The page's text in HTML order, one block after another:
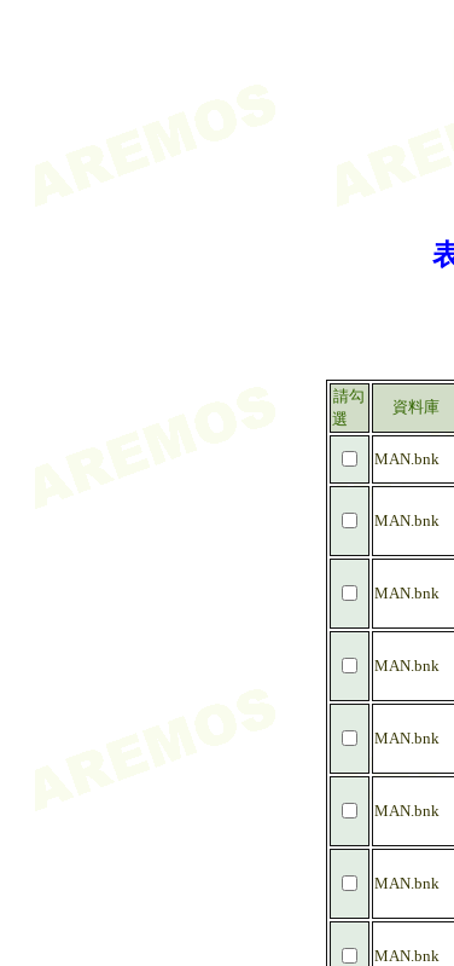
請勾
選
資料庫
MAN.bnk
MAN.bnk
MAN.bnk
MAN.bnk
MAN.bnk
MAN.bnk
MAN.bnk
MAN.bnk